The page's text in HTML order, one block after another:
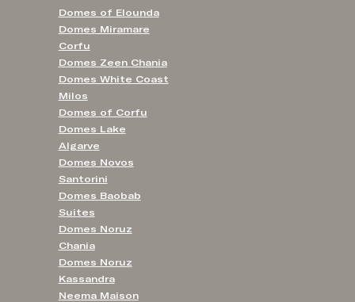
Domes of Elounda
Domes Miramare
Corfu
Domes Zeen Chania
Domes White Coast
Milos
Domes of Corfu
Domes Lake
Algarve
Domes Novos
Santorini
Domes Baobab
Suites
Domes Noruz
Chania
Domes Noruz
Kassandra
Neema Maison